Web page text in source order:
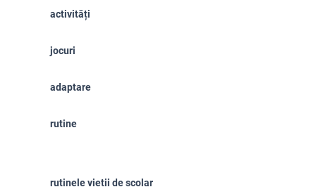
activități
jocuri
adaptare
rutine
rutinele vietii de scolar